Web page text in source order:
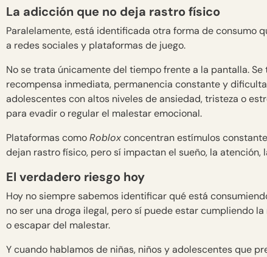
La adicción que no deja rastro físico
Paralelamente, está identificada otra forma de consumo
a redes sociales y plataformas de juego.
No se trata únicamente del tiempo frente a la pantalla.
recompensa inmediata, permanencia constante y
adolescentes con altos niveles de ansiedad, tristeza o
para evadir o regular el malestar emocional.
Plataformas comoRobloxconcentran estímulos
dejan rastro físico, pero sí impactan el sueño, la
El verdadero riesgo hoy
Hoy no siempre sabemos identificar qué está
no ser una droga ilegal, pero sí puede estar cumpliendo
o escapar del malestar.
Y cuando hablamos de niñas, niños y adolescentes que